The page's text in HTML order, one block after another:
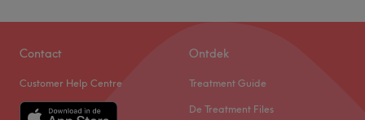
Contact
Customer Help Centre
Ontdek
Treatment Guide
De Treatment Files